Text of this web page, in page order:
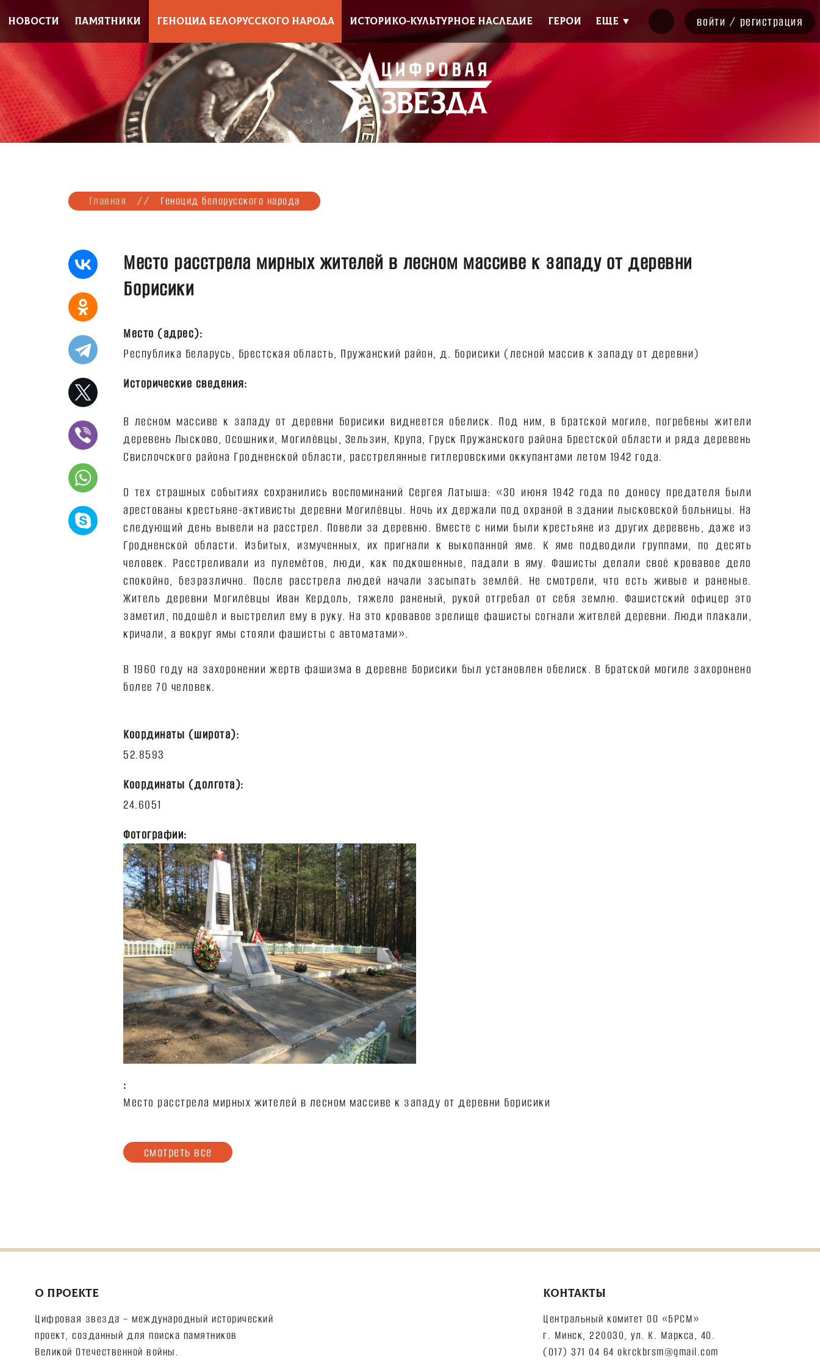
НОВОСТИ ПАМЯТНИКИ ГЕНОЦИД БЕЛОРУССКОГО НАРОДА ИСТОРИКО-КУЛЬТУРНОЕ НАСЛЕДИЕ ГЕРОИ Еще ▼ войти / регистрация
Главная // Геноцид белорусского народа
Место расстрела мирных жителей в лесном массиве к западу от деревни
Борисики
Место (адрес):
Исторические сведения:
В лесном массиве к западу от деревни Борисики виднеется обелиск. Под ним, в братской могиле, погребены жители
деревень Лысково, Осошники, Могилёвцы, Зельзин, Крупа, Груск Пружанского района Брестской области и ряда деревень
Свислочского района Гродненской области, расстрелянные гитлеровскими оккупантами летом 1942 года.
О тех страшных событиях сохранились воспоминаний Сергея Латыша: «30 июня 1942 года по доносу предателя были
арестованы крестьяне-активисты деревни Могилёвцы. Ночь их держали под охраной в здании лысковской больницы. На
следующий день вывели на расстрел. Повели за деревню. Вместе с ними были крестьяне из других деревень, даже из
Гродненской области. Избитых, измученных, их пригнали к выкопанной яме. К яме подводили группами, по десять
человек. Расстреливали из пулемётов, люди, как подкошенные, падали в яму. Фашисты делали своё кровавое дело
спокойно, безразлично. После расстрела людей начали засыпать землёй. Не смотрели, что есть живые и раненые.
Житель деревни Могилёвцы Иван Кердоль, тяжело раненый, рукой отгребал от себя землю. Фашистский офицер это
заметил, подошёл и выстрелил ему в руку. На это кровавое зрелище фашисты согнали жителей деревни. Люди плакали,
кричали, а вокруг ямы стояли фашисты с автоматами».
В 1960 году на захоронении жертв фашизма в деревне Борисики был установлен обелиск. В братской могиле захоронено
более 70 человек.
Координаты (широта):
Координаты (долгота):
Фотографии:
:
Место расстрела мирных жителей в лесном массиве к западу от деревни Борисики
смотреть все
О ПРОЕКТЕ
Цифровая звезда – международный исторический
проект, созданный для поиска памятников
Великой Отечественной войны.
КОНТАКТЫ
Центральный комитет ОО «БРСМ»
г. Минск, 220030, ул. К. Маркса, 40.
(017) 371 04 64 okrckbrsm@gmail.com